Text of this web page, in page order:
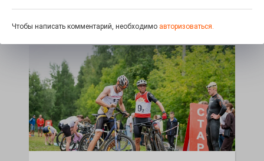
Гордость за ордена! Заводская улица Горького
Чтобы написать комментарий, необходимо авторизоваться.